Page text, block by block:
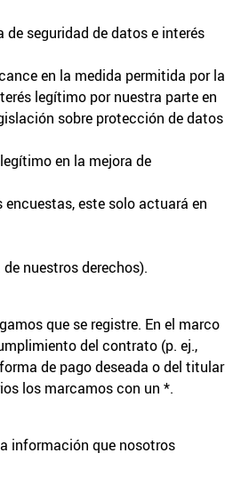
seguridad de datos e interés
en la medida permitida por la
legítimo por nuestra parte en
sobre protección de datos
en la mejora de
este solo actuará en
nuestros derechos).
que se registre. En el marco
del contrato (p. ej.,
de pago deseada o del titular
los marcamos con un *.
información que nosotros